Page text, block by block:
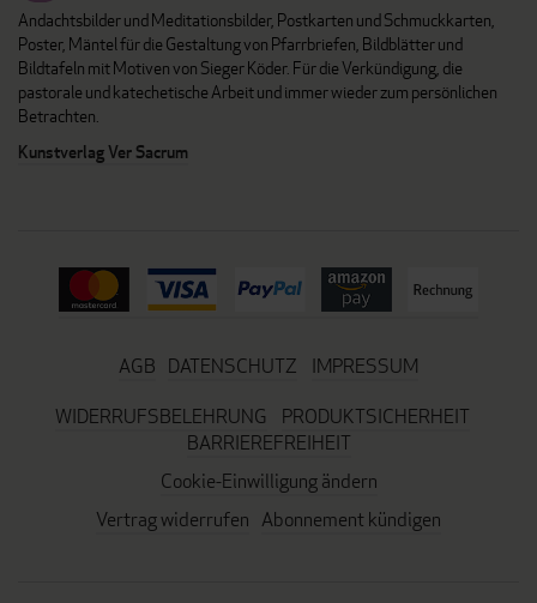
Andachtsbilder und Meditationsbilder, Postkarten und Schmuckkarten,
Poster, Mäntel für die Gestaltung von Pfarrbriefen, Bildblätter und
Bildtafeln mit Motiven von Sieger Köder. Für die Verkündigung, die
pastorale und katechetische Arbeit und immer wieder zum persönlichen
Betrachten.
Kunstverlag Ver Sacrum
AGB DATENSCHUTZ
IMPRESSUM
WIDERRUFSBELEHRUNG
PRODUKTSICHERHEIT
BARRIEREFREIHEIT
Cookie-Einwilligung ändern
Vertrag widerrufen Abonnement kündigen